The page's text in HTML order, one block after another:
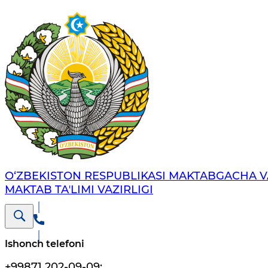
O‘ZBEKISTON RESPUBLIKASI MAKTABGACHA
MAKTAB TAʼLIMI VAZIRLIGI
Ishonch telefoni